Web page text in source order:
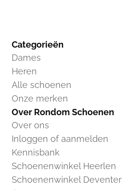
Categorieën
Dames
Heren
Alle schoenen
Onze merken
Over Rondom Schoenen
Over ons
Inloggen of aanmelden
Kennisbank
Schoenenwinkel Heerlen
Schoenenwinkel Deventer